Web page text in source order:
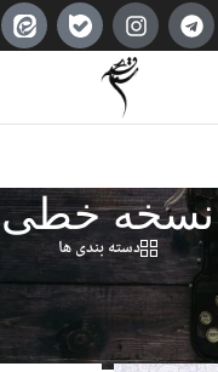
نسخه خطی
دسته بندی ها